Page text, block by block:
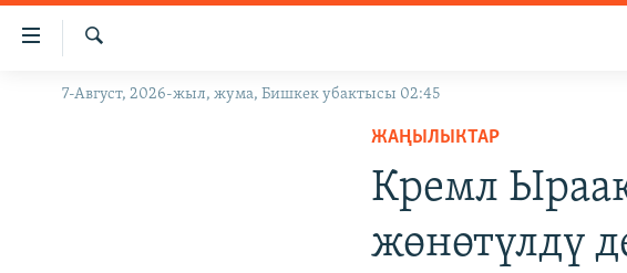
Линктер
Мазмунга
Навигацияга
ЖАҢЫЛЫКТАР
Издөө
7-Август, 2026-жыл, жума, Бишкек убактысы 02:45
ЖАҢЫЛЫКТАР
Кремл
жөнөтүлдү